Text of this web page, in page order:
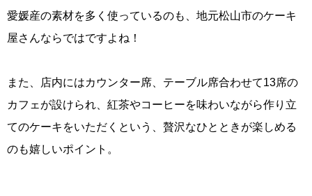
愛媛産の素材を多く使っているのも、地元松山市のケーキ
屋さんならではですよね！
また、店内にはカウンター席、テーブル席合わせて13席の
カフェが設けられ、紅茶やコーヒーを味わいながら作り立
てのケーキをいただくという、贅沢なひとときが楽しめる
のも嬉しいポイント。